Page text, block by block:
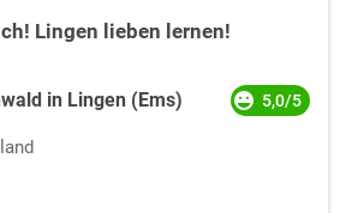
Lingen lieben lernen!
in Lingen (Ems) 5,0/5